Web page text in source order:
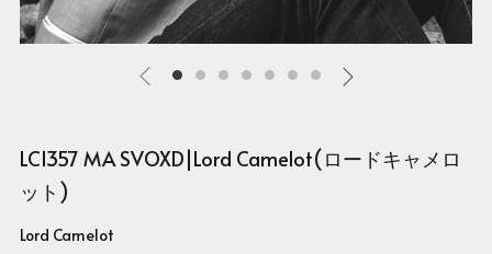
LC1357 MA SVOXD|Lord Camelot(ロードキャメロ
ット)
Lord Camelot